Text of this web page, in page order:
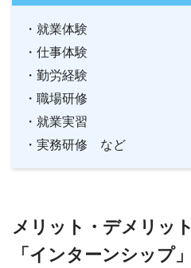
・就業体験
・仕事体験
・勤労経験
・職場研修
・就業実習
・実務研修 など
メリット・デメリッ
「インターンシップ